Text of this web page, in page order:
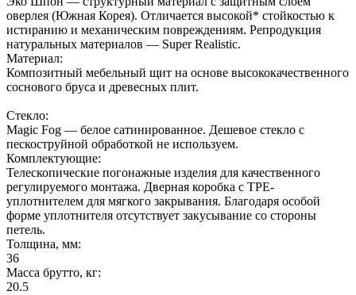
оверлея (Южная Корея). Отличается высокой* стойкостью к
истиранию и механическим повреждениям. Репродукция
натуральных материалов — Super Realistic.
Материал:
Композитный мебельный щит на основе высококачественного
соснового бруса и древесных плит.
Стекло:
Magic Fog — белое сатинированное. Дешевое стекло с
пескоструйной обработкой не используем.
Комплектующие:
Телескопические погонажные изделия для качественного
регулируемого монтажа. Дверная коробка с TPE-
уплотнителем для мягкого закрывания. Благодаря особой
форме уплотнителя отсутствует закусывание со стороны
петель.
Толщина, мм:
36
Масса брутто, кг:
20.5